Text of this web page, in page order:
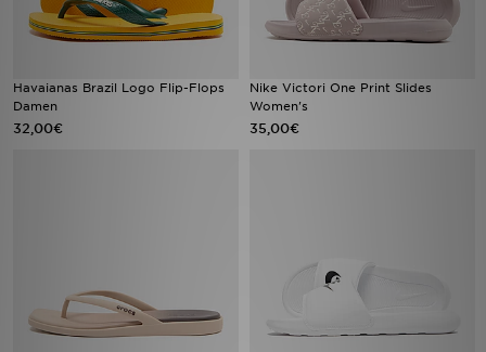
Havaianas Brazil Logo Flip-Flops
Damen
32,00€
Nike Victori One Print Slides
Women's
35,00€